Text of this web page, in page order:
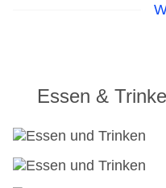
Haustiere auf
Pools:Indoor Pool,
Liegen am Pool
Landeskategorie: 4
Essen &